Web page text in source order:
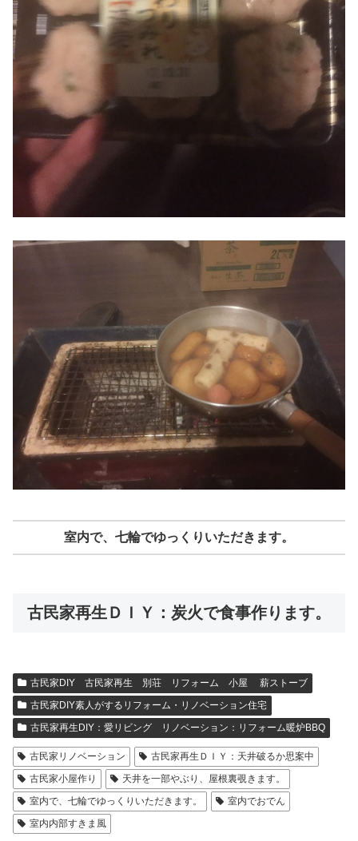
室内で、七輪でゆっくりいただきます。
古民家再生ＤＩＹ：炭火で食事作ります。
古民家DIY 古民家再生 別荘 リフォーム 小屋 薪ストーブ
古民家DIY素人がするリフォーム・リノベーション住宅
古民家再生DIY：愛リビング リノベーション：リフォーム暖炉BBQ
古民家リノベーション
古民家再生ＤＩＹ：天井破るか思案中
古民家小屋作り
天井を一部やぶり、屋根裏覗きます。
室内で、七輪でゆっくりいただきます。
室内でおでん
室内内部すきま風